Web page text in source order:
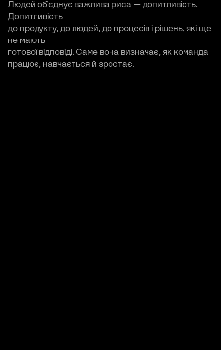
Людей об’єднує важлива риса — допитливість.
Допитливість
до продукту, до людей, до процесів і рішень, які ще
не мають
готової відповіді. Саме вона визначає, як команда
працює, навчається й зростає.